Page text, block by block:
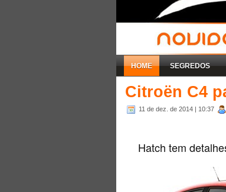
HOME SEGREDOS
Citroën C4
11 de dez. de 2014 | 10:37
Hatch tem